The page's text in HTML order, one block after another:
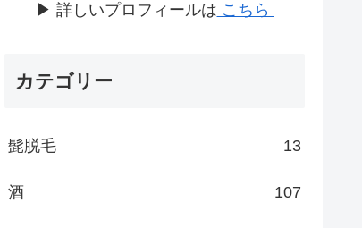
▶ 詳しいプロフィールは こちら
カテゴリー
髭脱毛 13
酒 107